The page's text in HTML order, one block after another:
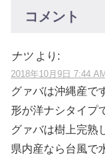
コメント
ナツ より:
2018年10月9日 7:44 AM
グァバは沖縄産で
形が洋ナシタイプ
グァバは樹上完熟
県内産なら台風で